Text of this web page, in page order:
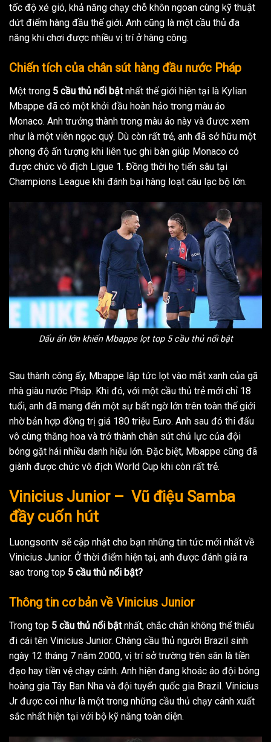
tốc độ xé gió, khả năng chạy chỗ khôn ngoan cùng kỹ thuật
dứt điểm hàng đầu thế giới. Anh cũng là một cầu thủ đa
năng khi chơi được nhiều vị trí ở hàng công.
Chiến tích của chân sút hàng đầu nước Pháp
Một trong 5 cầu thủ nổi bậtnhất thế giới hiện tại là Kylian
Mbappe đã có một khởi đầu hoàn hảo trong màu áo
Monaco. Anh trưởng thành trong màu áo này và được xem
như là một viên ngọc quý. Dù còn rất trẻ, anh đã sở hữu một
phong độ ấn tượng khi liên tục ghi bàn giúp Monaco có
được chức vô địch Ligue 1. Đồng thời họ tiến sâu tại
Champions League khi đánh bại hàng loạt câu lạc bộ lớn.
Dấu ấn lớn khiến Mbappe lọt top 5 cầu thủ nổi bật
Sau thành công ấy, Mbappe lập tức lọt vào mắt xanh của gã
nhà giàu nước Pháp. Khi đó, với một cầu thủ trẻ mới chỉ 18
tuổi, anh đã mang đến một sự bất ngờ lớn trên toàn thế giới
nhờ bản hợp đồng trị giá 180 triệu Euro. Anh sau đó thi đấu
vô cùng thăng hoa và trở thành chân sút chủ lực của đội
bóng gặt hái nhiều danh hiệu lớn. Đặc biệt, Mbappe cũng đã
giành được chức vô địch World Cup khi còn rất trẻ.
Vinicius Junior – Vũ điệu Samba
đầy cuốn hút
Luongsontv sẽ cập nhật cho bạn những tin tức mới nhất về
Vinicius Junior. Ở thời điểm hiện tại, anh được đánh giá ra
sao trong top 5 cầu thủ nổi bật?
Thông tin cơ bản về Vinicius Junior
Trong top 5 cầu thủ nổi bậtnhất, chắc chắn không thể thiếu
đi cái tên Vinicius Junior. Chàng cầu thủ người Brazil sinh
ngày 12 tháng 7 năm 2000, vị trí sở trường trên sân là tiền
đạo hay tiền vệ chạy cánh. Anh hiện đang khoác áo đội bóng
hoàng gia Tây Ban Nha và đội tuyển quốc gia Brazil. Vinicius
Jr được coi như là một trong những cầu thủ chạy cánh xuất
sắc nhất hiện tại với bộ kỹ năng toàn diện.